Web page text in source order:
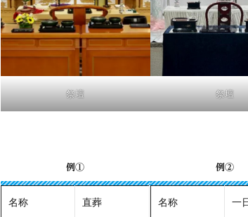
祭壇 祭壇
例①
名称 直葬
例②
名称 一